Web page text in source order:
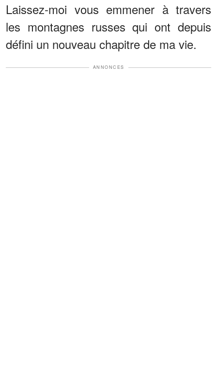
Laissez-moi vous emmener à travers
les montagnes russes qui ont depuis
défini un nouveau chapitre de ma vie.
ANNONCES